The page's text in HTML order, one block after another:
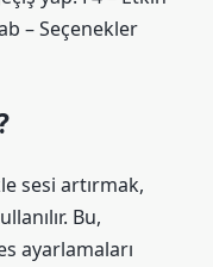
– Seçenekler
sesi artırmak,
Bu,
ayarlamaları